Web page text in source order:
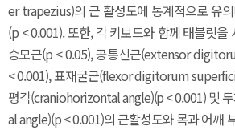
er trapezius)의 근 활성도에 통계적으로 유
(p < 0.001). 또한, 각 키보드와 함께 태블릿
승모근(p < 0.05), 공통신근(extensor
< 0.001), 표재굴근(flexor digitorum
평각(craniohorizontal angle)(p < 0.001) 및
al angle)(p < 0.001)의 근활성도와 목과 어깨